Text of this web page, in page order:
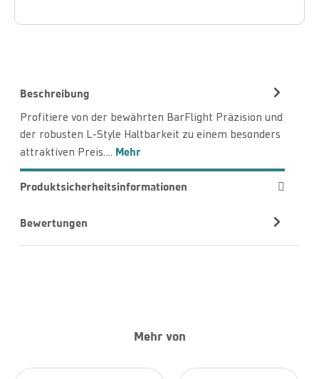
Beschreibung
Profitiere von der bewährten BarFlight Präzision und
der robusten L-Style Haltbarkeit zu einem besonders
attraktiven Preis.… Mehr
Produktsicherheitsinformationen
Bewertungen
Mehr von